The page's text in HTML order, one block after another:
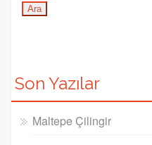
Son Yazılar
Maltepe Çilingir